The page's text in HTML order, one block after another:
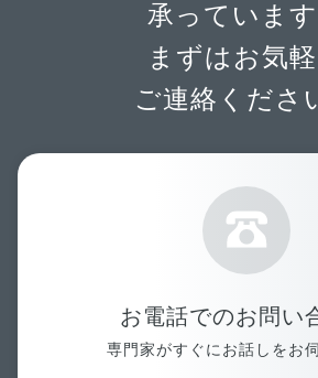
承っています
まずはお気
ご連絡くださ
お電話でのお問い
専門家がすぐにお話しをお